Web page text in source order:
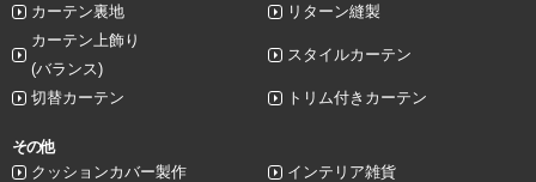
カーテン裏地
リターン縫製
カーテン上飾り
(バランス)
スタイルカーテン
切替カーテン トリム付きカーテン
その他
クッションカバー製作
インテリア雑貨